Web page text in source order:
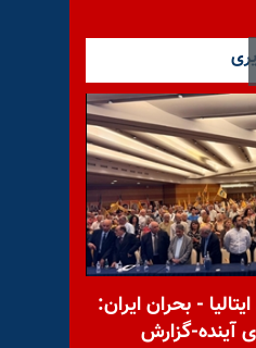
ارتجاع: با جراحی
به موت، مردم را
- بحران ایران:
آینده-گزارش